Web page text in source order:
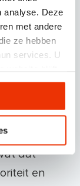
analyse. Deze
met andere
ze hebben
services. U
geen
AI-
zijn
welke
deze AI-
dat
en